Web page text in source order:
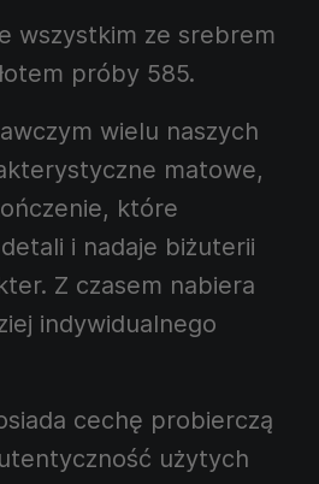
wszystkim ze srebrem
próby 585.
wielu naszych
matowe,
które
i nadaje biżuterii
Z czasem nabiera
indywidualnego
cechę probierczą
użytych